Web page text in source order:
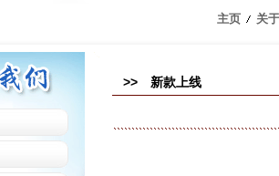
主页 关
>> 新款上线